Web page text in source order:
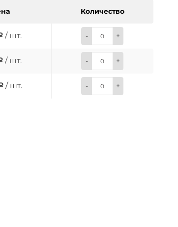
Количество
/ шт. - +
/ шт. - +
/ шт. - +